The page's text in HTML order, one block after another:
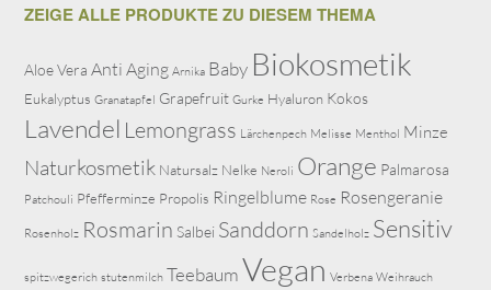
ZEIGE ALLE PRODUKTE ZU DIESEM THEMA
Aloe Vera Anti Aging Arnika Baby Biokosmetik
Eukalyptus Granatapfel Grapefruit Gurke Hyaluron Kokos
Lavendel Lemongrass Lärchenpech Melisse Menthol Minze
Naturkosmetik Natursalz Nelke Neroli Orange Palmarosa
Patchouli Pfefferminze Propolis Ringelblume Rose Rosengeranie
Rosenholz Rosmarin Salbei Sanddorn Sandelholz Sensitiv
spitzwegerich stutenmilch TeebaumVegan Verbena Weihrauch